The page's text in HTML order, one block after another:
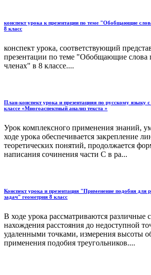
конспект урока к презентации по теме "Обобщающие
8 класс
конспект урока, соответствующий
презентации по теме "Обобщающие слова
членах" в 8 классе....
План-конспект урока и презентацияя по русскому языку
классе «Многоаспектный анализ текста »
Урок комплексного применения знаний,
ходе урока обеспечивается закрепление
теоретических понятий, продолжается
написания сочинения части С в ра...
Конспект урока и презентация "Применение подобия для
задач" геометрия 8 класс
В ходе урока рассматриваются различные
нахождения расстояния до недоступной
удаленными точками, измерения высоты
применения подобия треугольников....